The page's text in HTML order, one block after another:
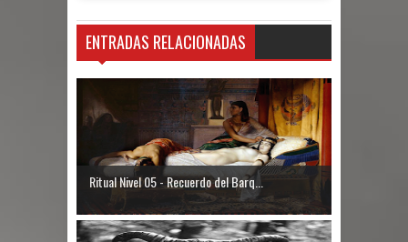
ENTRADAS RELACIONADAS
Ritual Nivel 05 - Recuerdo del Barq...